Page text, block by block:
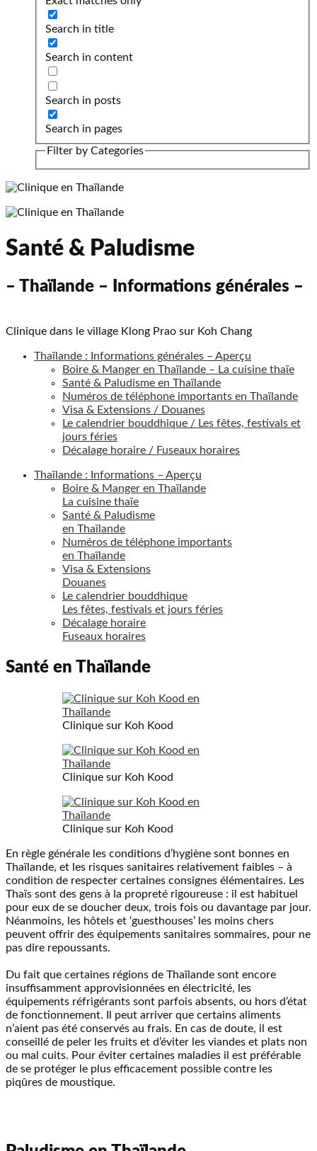
Search in title
Search in content
Search in posts
Search in pages
Filter by Categories
Santé & Paludisme
– Thaïlande – Informations générales –
Clinique dans le village Klong Prao sur Koh Chang
Thaïlande : Informations générales – Aperçu
Boire & Manger en Thaïlande – La cuisine thaïe
Santé & Paludisme en Thaïlande
Numéros de téléphone importants en Thaïlande
Visa & Extensions / Douanes
Le calendrier bouddhique / Les fêtes, festivals et
jours féries
Décalage horaire / Fuseaux horaires
Thaïlande : Informations – Aperçu
Boire & Manger en Thaïlande
La cuisine thaïe
Santé & Paludisme
en Thaïlande
Numéros de téléphone importants
en Thaïlande
Visa & Extensions
Douanes
Le calendrier bouddhique
Les fêtes, festivals et jours féries
Décalage horaire
Fuseaux horaires
Santé en Thaïlande
Clinique sur Koh Kood
Clinique sur Koh Kood
Clinique sur Koh Kood
En règle générale les conditions d’hygiène sont bonnes en
Thaïlande, et les risques sanitaires relativement faibles – à
condition de respecter certaines consignes élémentaires. Les
Thaïs sont des gens à la propreté rigoureuse : il est habituel
pour eux de se doucher deux, trois fois ou davantage par jour.
Néanmoins, les hôtels et ‘guesthouses’ les moins chers
peuvent offrir des équipements sanitaires sommaires, pour ne
pas dire repoussants.
Du fait que certaines régions de Thaïlande sont encore
insuffisamment approvisionnées en électricité, les
équipements réfrigérants sont parfois absents, ou hors d’état
de fonctionnement. Il peut arriver que certains aliments
n’aient pas été conservés au frais. En cas de doute, il est
conseillé de peler les fruits et d’éviter les viandes et plats non
ou mal cuits. Pour éviter certaines maladies il est préférable
de se protéger le plus efficacement possible contre les
piqûres de moustique.